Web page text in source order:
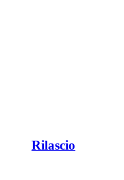
Rilascio